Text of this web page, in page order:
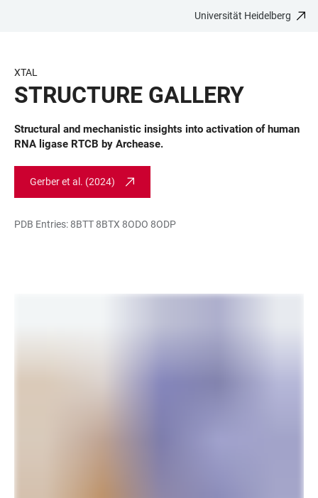
BARRIEREFREIHEIT
Universität Heidelberg
XTAL
STRUCTURE GALLERY
Structural and mechanistic insights into activation of human
RNA ligase RTCB by Archease.
Gerber et al. (2024)
PDB Entries:8BTT8BTX 8ODO 8ODP